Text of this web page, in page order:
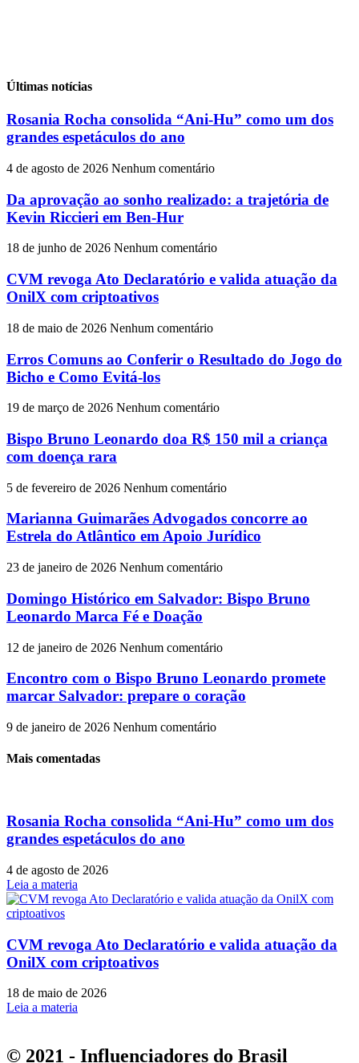
Últimas notícias
Rosania Rocha consolida “Ani-Hu” como um dos
grandes espetáculos do ano
4 de agosto de 2026 Nenhum comentário
Da aprovação ao sonho realizado: a trajetória de
Kevin Riccieri em Ben-Hur
18 de junho de 2026 Nenhum comentário
CVM revoga Ato Declaratório e valida atuação da
OnilX com criptoativos
18 de maio de 2026 Nenhum comentário
Erros Comuns ao Conferir o Resultado do Jogo do
Bicho e Como Evitá-los
19 de março de 2026 Nenhum comentário
Bispo Bruno Leonardo doa R$ 150 mil a criança
com doença rara
5 de fevereiro de 2026 Nenhum comentário
Marianna Guimarães Advogados concorre ao
Estrela do Atlântico em Apoio Jurídico
23 de janeiro de 2026 Nenhum comentário
Domingo Histórico em Salvador: Bispo Bruno
Leonardo Marca Fé e Doação
12 de janeiro de 2026 Nenhum comentário
Encontro com o Bispo Bruno Leonardo promete
marcar Salvador: prepare o coração
9 de janeiro de 2026 Nenhum comentário
Mais comentadas
Rosania Rocha consolida “Ani-Hu” como um dos
grandes espetáculos do ano
4 de agosto de 2026
Leia a materia
CVM revoga Ato Declaratório e valida atuação da
OnilX com criptoativos
18 de maio de 2026
Leia a materia
© 2021 - Influenciadores do Brasil